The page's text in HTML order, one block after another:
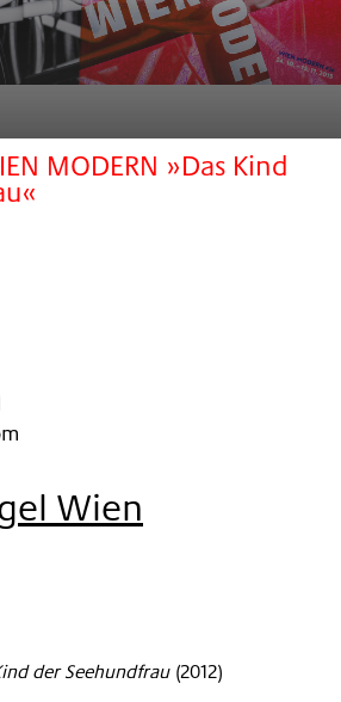
MODERN »Das Kind
Wien
der Seehundfrau (2012)